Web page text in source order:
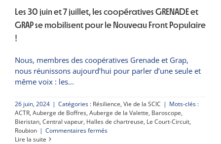
Les 30 juin et 7 juillet, les coopératives GRENADE et
GRAP se mobilisent pour le Nouveau Front Populaire
!
Nous, membres des coopératives Grenade et Grap,
nous réunissons aujourd’hui pour parler d’une seule et
même voix : les
26 juin, 2024 | Catégories : Résilience,Vie de la SCIC | Mots-clés :
ACTR,Auberge de Boffres,Auberge de la Valette, Baroscope,
Bieristan,Central vapeur, Halles de chartreuse, Le Court-Circuit,
Roubion | Commentaires ferméssur
Lire la suite